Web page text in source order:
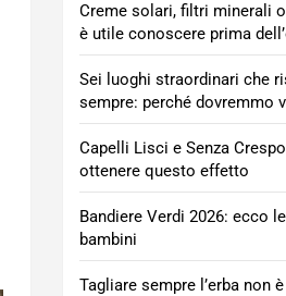
Creme solari, filtri minerali
è utile conoscere prima
Sei luoghi straordinari che
sempre: perché dovremmo
Capelli Lisci e Senza
ottenere questo effetto
Bandiere Verdi 2026: ecco
bambini
Tagliare sempre l’erba non